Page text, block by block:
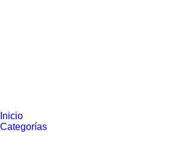
Inicio
Categorías